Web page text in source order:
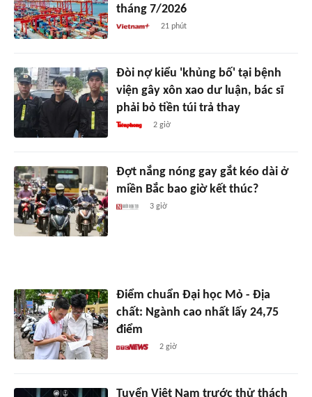
tháng 7/2026
21 phút
Đòi nợ kiểu 'khủng bố' tại bệnh
viện gây xôn xao dư luận, bác sĩ
phải bỏ tiền túi trả thay
2 giờ
Đợt nắng nóng gay gắt kéo dài ở
miền Bắc bao giờ kết thúc?
3 giờ
Điểm chuẩn Đại học Mỏ - Địa
chất: Ngành cao nhất lấy 24,75
điểm
2 giờ
Tuyển Việt Nam trước thử thách